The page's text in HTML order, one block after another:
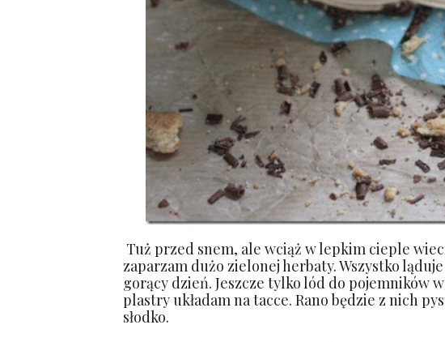
Tuż przed snem, ale wciąż w lepkim cieple
zaparzam dużo zielonej herbaty. Wszystko
gorący dzień. Jeszcze tylko lód do pojemników
plastry układam na tacce. Rano będzie z nich
słodko.